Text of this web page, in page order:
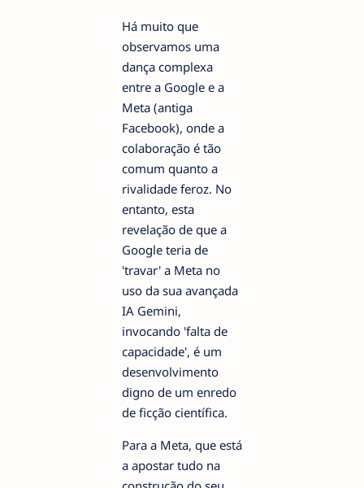
Há muito que
observamos uma
dança complexa
entre a Google e a
Meta (antiga
Facebook), onde a
colaboração é tão
comum quanto a
rivalidade feroz. No
entanto, esta
revelação de que a
Google teria de
'travar' a Meta no
uso da sua avançada
IA Gemini,
invocando 'falta de
capacidade', é um
desenvolvimento
digno de um enredo
de ficção científica.
Para a Meta, que está
a apostar tudo na